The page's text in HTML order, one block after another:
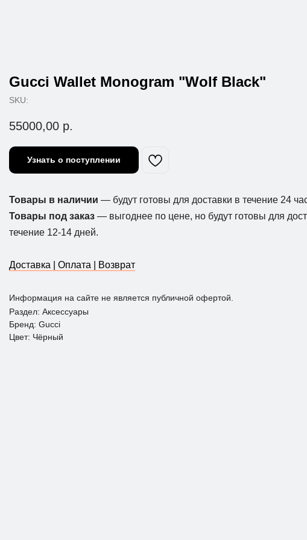
Gucci Wallet Monogram "Wolf Black"
SKU:
55000,00 р.
Узнать о поступлении
Товары в наличии — будут готовы для доставки в течение 24
Товары под заказ — выгоднее по цене, но будут готовы для
течение 12-14 дней.
Доставка | Оплата | Возврат
Информация на сайте не является публичной офертой.
Раздел: Аксессуары
Бренд: Gucci
Цвет: Чёрный